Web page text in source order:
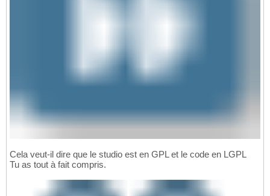
Cela veut-il dire que le studio est en GPL et le code en LGPL
Tu as tout à fait compris.